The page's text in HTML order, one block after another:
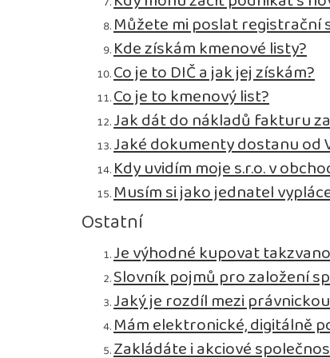
Můžete mi poslat registrační
Kde získám kmenové listy?
Co je to DIČ a jak jej získám?
Co je to kmenový list?
Jak dát do nákladů fakturu
Jaké dokumenty dostanu od
Kdy uvidím moje s.r.o. v
Musím si jako jednatel
Ostatní
Je výhodné kupovat
Slovník pojmů pro založení
Jaký je rozdíl mezi
Mám elektronické, digitálně
Zakládáte i akciové